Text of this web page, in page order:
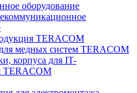
оборудование
TERACOM
медных систем TERACOM
корпуса для IT-
TERACOM